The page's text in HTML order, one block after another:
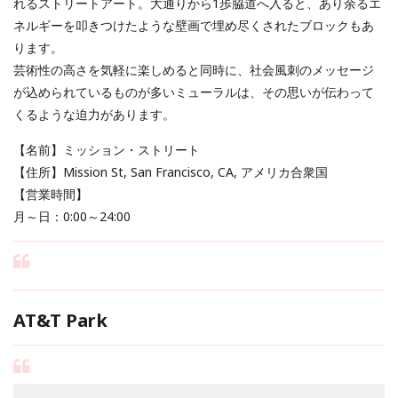
ネルギーを叩きつけたような壁画で埋め尽くされたブロックもあ
ります。
芸術性の高さを気軽に楽しめると同時に、社会風刺のメッセージ
が込められているものが多いミューラルは、その思いが伝わって
くるような迫力があります。
【名前】ミッション・ストリート
【住所】Mission St, San Francisco, CA, アメリカ合衆国
【営業時間】
月～日：0:00～24:00
AT&T Park